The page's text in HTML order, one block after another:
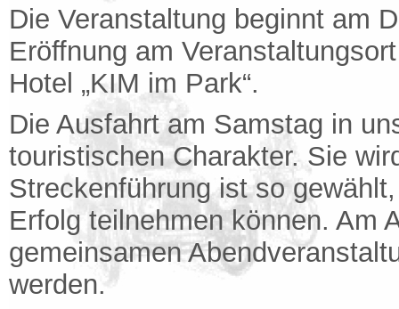
Die Veranstaltung beginnt am
Eröffnung am
Hotel „KIM im Park“.
Die Ausfahrt am Samstag in
touristischen Charakter. Sie
Streckenführung ist so
Erfolg teilnehmen können. Am
gemeinsamen
werden.